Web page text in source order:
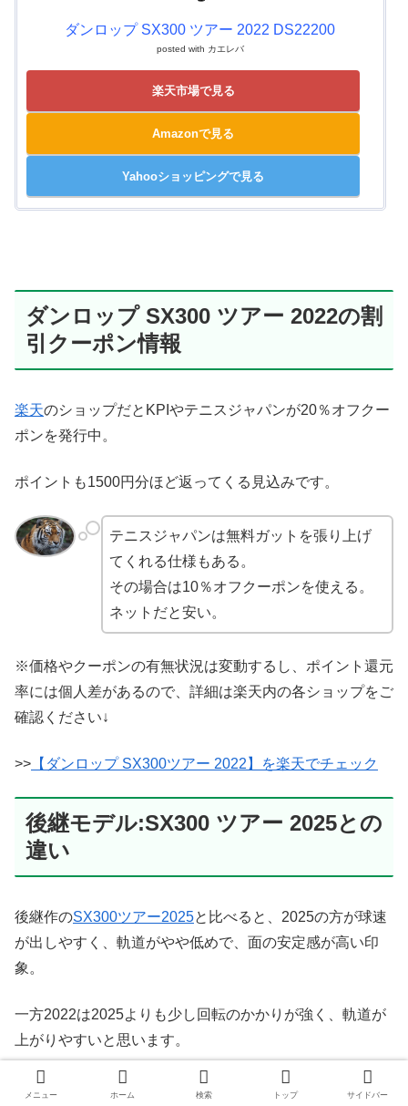
ダンロップ SX300 ツアー 2022 DS22200
posted with カエレバ
楽天市場で見る
Amazonで見る
Yahooショッピングで見る
ダンロップ SX300 ツアー 2022の割
引クーポン情報
楽天のショップだとKPIやテニスジャパンが20％オフクー
ポンを発行中。
ポイントも1500円分ほど返ってくる見込みです。
テニスジャパンは無料ガットを張り上げ
てくれる仕様もある。
その場合は10％オフクーポンを使える。
ネットだと安い。
※価格やクーポンの有無状況は変動するし、ポイント還元
率には個人差があるので、詳細は楽天内の各ショップをご
確認ください↓
>> 【ダンロップ SX300ツアー 2022】を楽天でチェック
後継モデル:SX300 ツアー 2025との
違い
後継作のSX300ツアー2025と比べると、2025の方が球速
が出しやすく、軌道がやや低めで、面の安定感が高い印
象。
一方2022は2025よりも少し回転のかかりが強く、軌道が
上がりやすいと思います。
2025はボールスピード＆面の安定性、
メニュー ホーム 検索 トップ サイドバー